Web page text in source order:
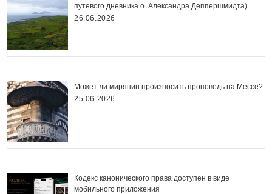
путевого дневника о. Александра Деппершмидта)
26.06.2026
Может ли мирянин произносить проповедь на Мессе?
25.06.2026
Кодекс канонического права доступен в виде
мобильного приложения